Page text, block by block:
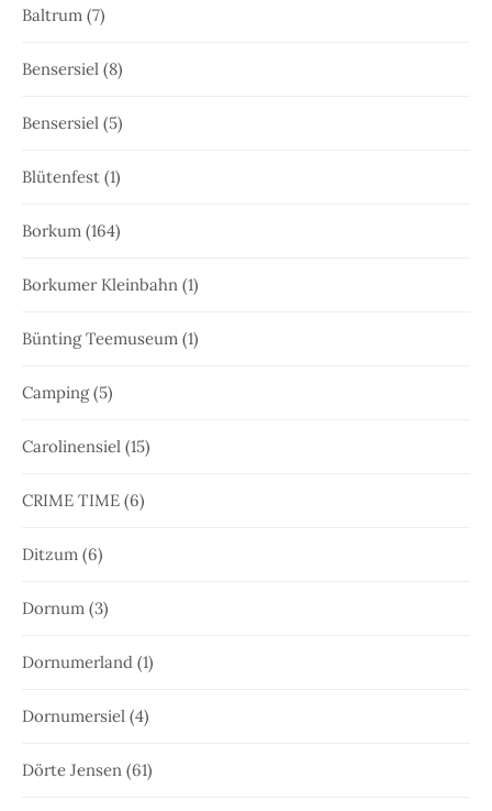
Baltrum (7)
Bensersiel (8)
Bensersiel (5)
Blütenfest (1)
Borkum (164)
Borkumer Kleinbahn (1)
Bünting Teemuseum (1)
Camping(5)
Carolinensiel (15)
CRIME TIME (6)
Ditzum (6)
Dornum (3)
Dornumerland (1)
Dornumersiel (4)
Dörte Jensen (61)